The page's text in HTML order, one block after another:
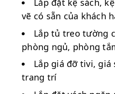
Lắp đặt kệ sách,
vẽ có sẵn của khách
Lắp tủ treo tường
phòng ngủ, phòng
Lắp giá đỡ tivi, giá
trang trí